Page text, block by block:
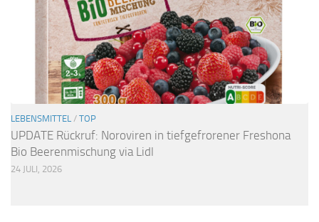
LEBENSMITTEL / TOP
UPDATE Rückruf: Noroviren in tiefgefrorener Freshona
Bio Beerenmischung via Lidl
24 JULI, 2026